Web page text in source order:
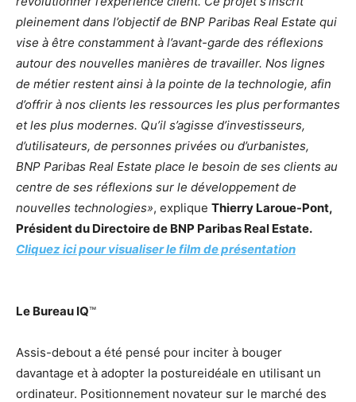
pleinement dans l’objectif de BNP Paribas Real Estate qui
vise à être constamment à l’avant-garde des réflexions
autour des nouvelles manières de travailler. Nos lignes
de métier restent ainsi à la pointe de la technologie, afin
d’offrir à nos clients les ressources les plus performantes
et les plus modernes. Qu’il s’agisse d’investisseurs,
d’utilisateurs, de personnes privées ou d’urbanistes,
BNP Paribas Real Estate place le besoin de ses clients au
centre de ses réflexions sur le développement de
nouvelles technologies», explique Thierry Laroue-Pont,
Président du Directoire de BNP Paribas Real Estate.
Cliquez ici pour visualiser le film de présentation
Le Bureau IQ™
Assis-debout a été pensé pour inciter à bouger
davantage et à adopter la postureidéale en utilisant un
ordinateur. Positionnement novateur sur le marché des